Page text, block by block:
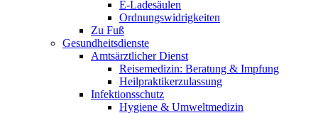
E-Ladesäulen
Ordnungswidrigkeiten
Zu Fuß
Gesundheitsdienste
Amtsärztlicher Dienst
Reisemedizin: Beratung & Impfung
Heilpraktikerzulassung
Infektionsschutz
Hygiene & Umweltmedizin